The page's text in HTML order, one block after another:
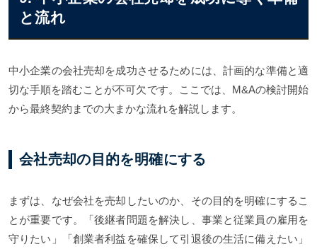
と流れ
中小企業の会社売却を成功させるためには、計画的な準備と適
切な手順を踏むことが不可欠です。ここでは、M&Aの検討開始
から最終契約までの大まかな流れを解説します。
会社売却の目的を明確にする
まずは、なぜ会社を売却したいのか、その目的を明確にするこ
とが重要です。「後継者問題を解決し、事業と従業員の雇用を
守りたい」「創業者利益を確保して引退後の生活に備えたい」